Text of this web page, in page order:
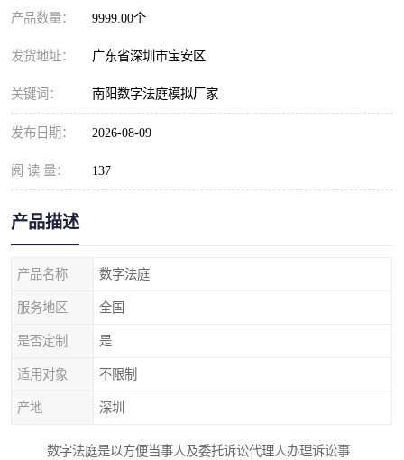
产品数量： 9999.00个
发货地址： 广东省深圳市宝安区
关键词： 南阳数字法庭模拟厂家
发布日期： 2026-08-09
阅 读 量： 137
产品描述
产品名称 数字法庭
服务地区 全国
是否定制 是
适用对象 不限制
产地 深圳
数字法庭是以方便当事人及委托诉讼代理人办理诉讼事